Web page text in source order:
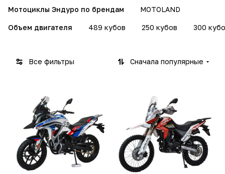
Мотоциклы Эндуро по брендам MOTOLAND
Объем двигателя 489 кубов 250 кубов 300
Все фильтры Сначала популярные